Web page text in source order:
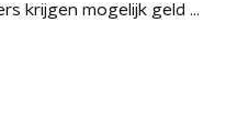
Geld of je leven: huurders krijgen mogelijk geld terug, maar is dat wel echt goed nieuws? | selfmade-miljonair Mark Vletter doet afstand van zijn bedrijf